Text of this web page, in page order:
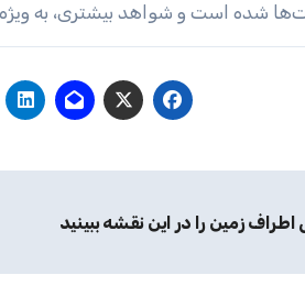
شده است و شواهد بیشتری، به
زمین را در این نقشه ببینید